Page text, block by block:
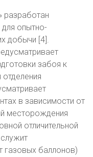
разработан
для опытно-
добычи [4].
забоя к
в зависимости от
месторождения
отличительной
газовых баллонов)